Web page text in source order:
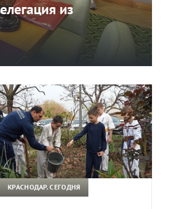
из
КРАСНОДАР. СЕГОДНЯ